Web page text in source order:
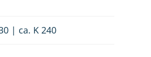
| ca. K 240